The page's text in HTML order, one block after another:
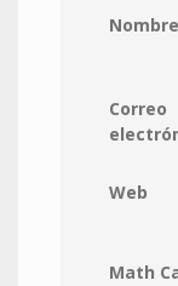
Nombre
Correo
Web
Math